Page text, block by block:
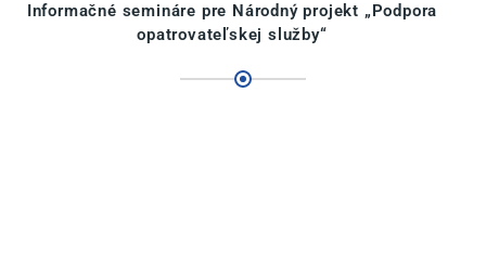
Informačné semináre pre Národný projekt „Podpora
opatrovateľskej služby“